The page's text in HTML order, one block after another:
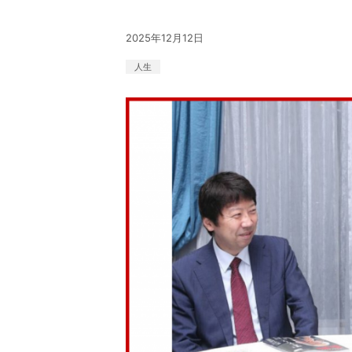
2025年12月12日
人生